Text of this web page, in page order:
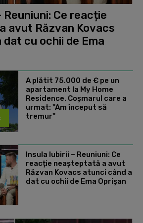
Reuniuni: Ce reacție
avut Răzvan Kovacs
cu ochii de Ema
A plătit 75.000 de € pe un
apartament la My Home
Residence. Coşmarul care a
urmat: "Am început să
tremur"
Insula Iubirii – Reuniuni: Ce
reacție neașteptată a avut
Răzvan Kovacs atunci când a
dat cu ochii de Ema Oprișan